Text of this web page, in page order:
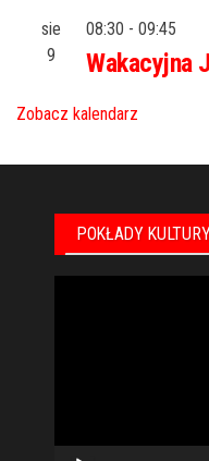
sie
9
08:30 - 09:45
Wakacyjna
Zobacz kalendarz
POKŁADY